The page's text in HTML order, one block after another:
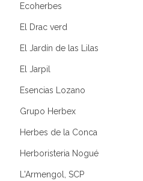
Ecoherbes
El Drac verd
El Jardín de las Lilas
El Jarpil
Esencias Lozano
Grupo Herbex
Herbes de la Conca
Herboristeria Nogué
L'Armengol, SCP